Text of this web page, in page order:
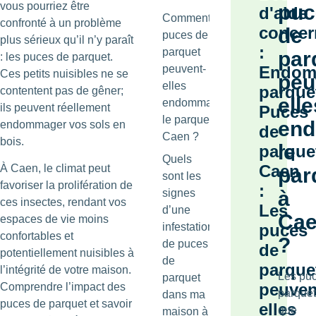
vous pourriez être
confronté à un problème
plus sérieux qu’il n’y paraît
: les puces de parquet.
Ces petits nuisibles ne se
contentent pas de gêner;
ils peuvent réellement
endommager vos sols en
bois.
À Caen, le climat peut
favoriser la prolifération de
ces insectes, rendant vos
espaces de vie moins
confortables et
potentiellement nuisibles à
l’intégrité de votre maison.
Comprendre l’impact des
puces de parquet et savoir
Comment les
puces de
parquet
peuvent-
elles
endommager
le parquet à
Caen ?
Quels
sont les
signes
d’une
infestation
de puces
de
parquet
dans ma
maison à
d'aide
:
Puces
de
Caen
:
Les
puces
de
elles
de
le
à
?
Les
que